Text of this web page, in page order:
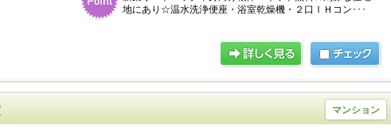
地にあり☆温水洗浄便座・浴室乾燥機・２口ⅠＨコン･･･
マンション